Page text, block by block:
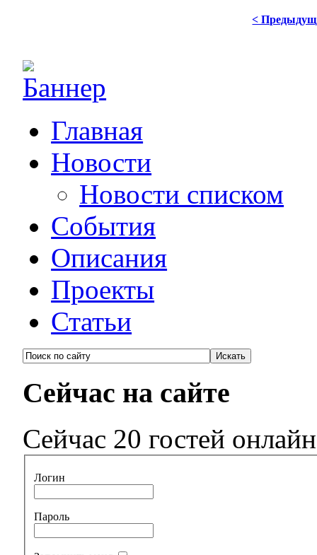
<
Главная
Новости
Новости списком
События
Описания
Проекты
Статьи
Сейчас на сайте
Сейчас 20 гостей онлайн
Логин
Пароль